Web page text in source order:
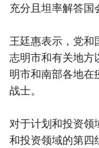
充分且坦率解答国
王廷惠表示，党和
志明市和有关地方
明市和南部各地在
战士。
对于计划和投资领
和投资领域的第四